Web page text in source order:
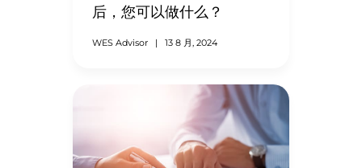
后，您可以做什么？
WES Advisor | 13 8 月, 2024